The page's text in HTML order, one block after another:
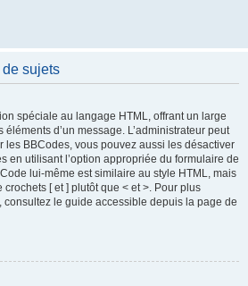
de sujets
spéciale au langage HTML, offrant un large
d’un message. L’administrateur peut
les BBCodes, vous pouvez aussi les désactiver
en utilisant l’option appropriée du formulaire de
lui-même est similaire au style HTML, mais
[ et ] plutôt que < et >. Pour plus
consultez le guide accessible depuis la page de